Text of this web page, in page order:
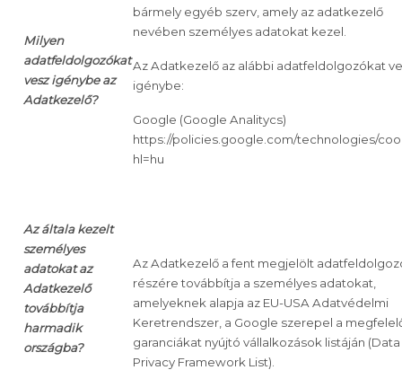
Milyen
adatfeldolgozókat
vesz igénybe az
Adatkezelő?
bármely egyéb szerv, amely az adatkezelő
nevében személyes adatokat kezel.
Az Adatkezelő az alábbi adatfeldolgozókat
igénybe:
Google (Google Analitycs)
https://policies.google.com/technologies/
hl=hu
Az általa kezelt
személyes
adatokat az
Adatkezelő
továbbítja
harmadik
országba?
Az Adatkezelő a fent megjelölt
részére továbbítja a személyes adatokat,
amelyeknek alapja az EU-USA Adatvédelmi
Keretrendszer, a Google szerepel a
garanciákat nyújtó vállalkozások listáján (Data
Privacy Framework List).